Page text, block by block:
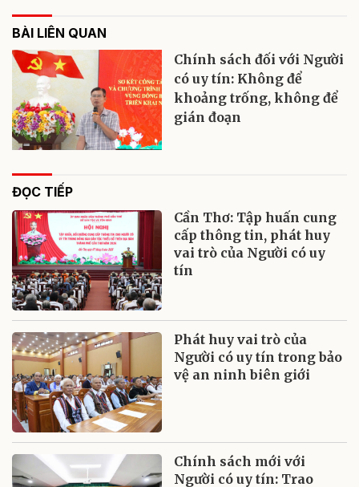
BÀI LIÊN QUAN
Chính sách đối với Người
có uy tín: Không để
khoảng trống, không để
gián đoạn
ĐỌC TIẾP
Cần Thơ: Tập huấn cung
cấp thông tin, phát huy
vai trò của Người có uy
tín
Phát huy vai trò của
Người có uy tín trong bảo
vệ an ninh biên giới
Chính sách mới với
Người có uy tín: Trao